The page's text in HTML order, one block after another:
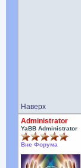
Наверх
Administrator
YaBB Administrator
Вне Форума